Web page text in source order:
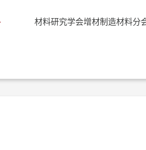
材料研究学会增材制造材料分